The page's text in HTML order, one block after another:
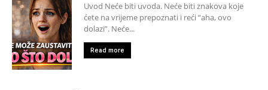
Uvod Neće biti uvoda. Neće biti znakova koje
ćete na vrijeme prepoznati i reći “aha, ovo
dolazi”. Neće...
Read more